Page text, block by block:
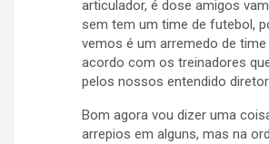
articulador, é dose amigos
sem tem um time de futebol,
vemos é um arremedo de
acordo com os treinadores
pelos nossos entendido
Bom agora vou dizer uma
arrepios em alguns, mas na